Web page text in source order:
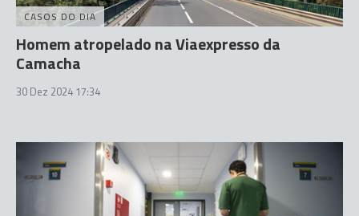
CASOS DO DIA
Homem atropelado na Viaexpresso da
Camacha
30 Dez 2024 17:34